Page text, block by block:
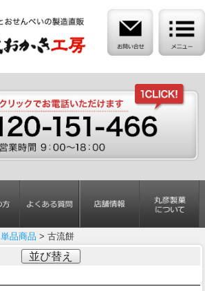
単品商品 > 古流餅
並び替え